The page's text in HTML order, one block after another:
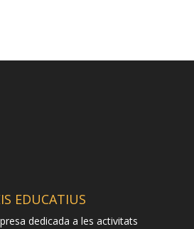
EDUCATIUS
dedicada a les activitats